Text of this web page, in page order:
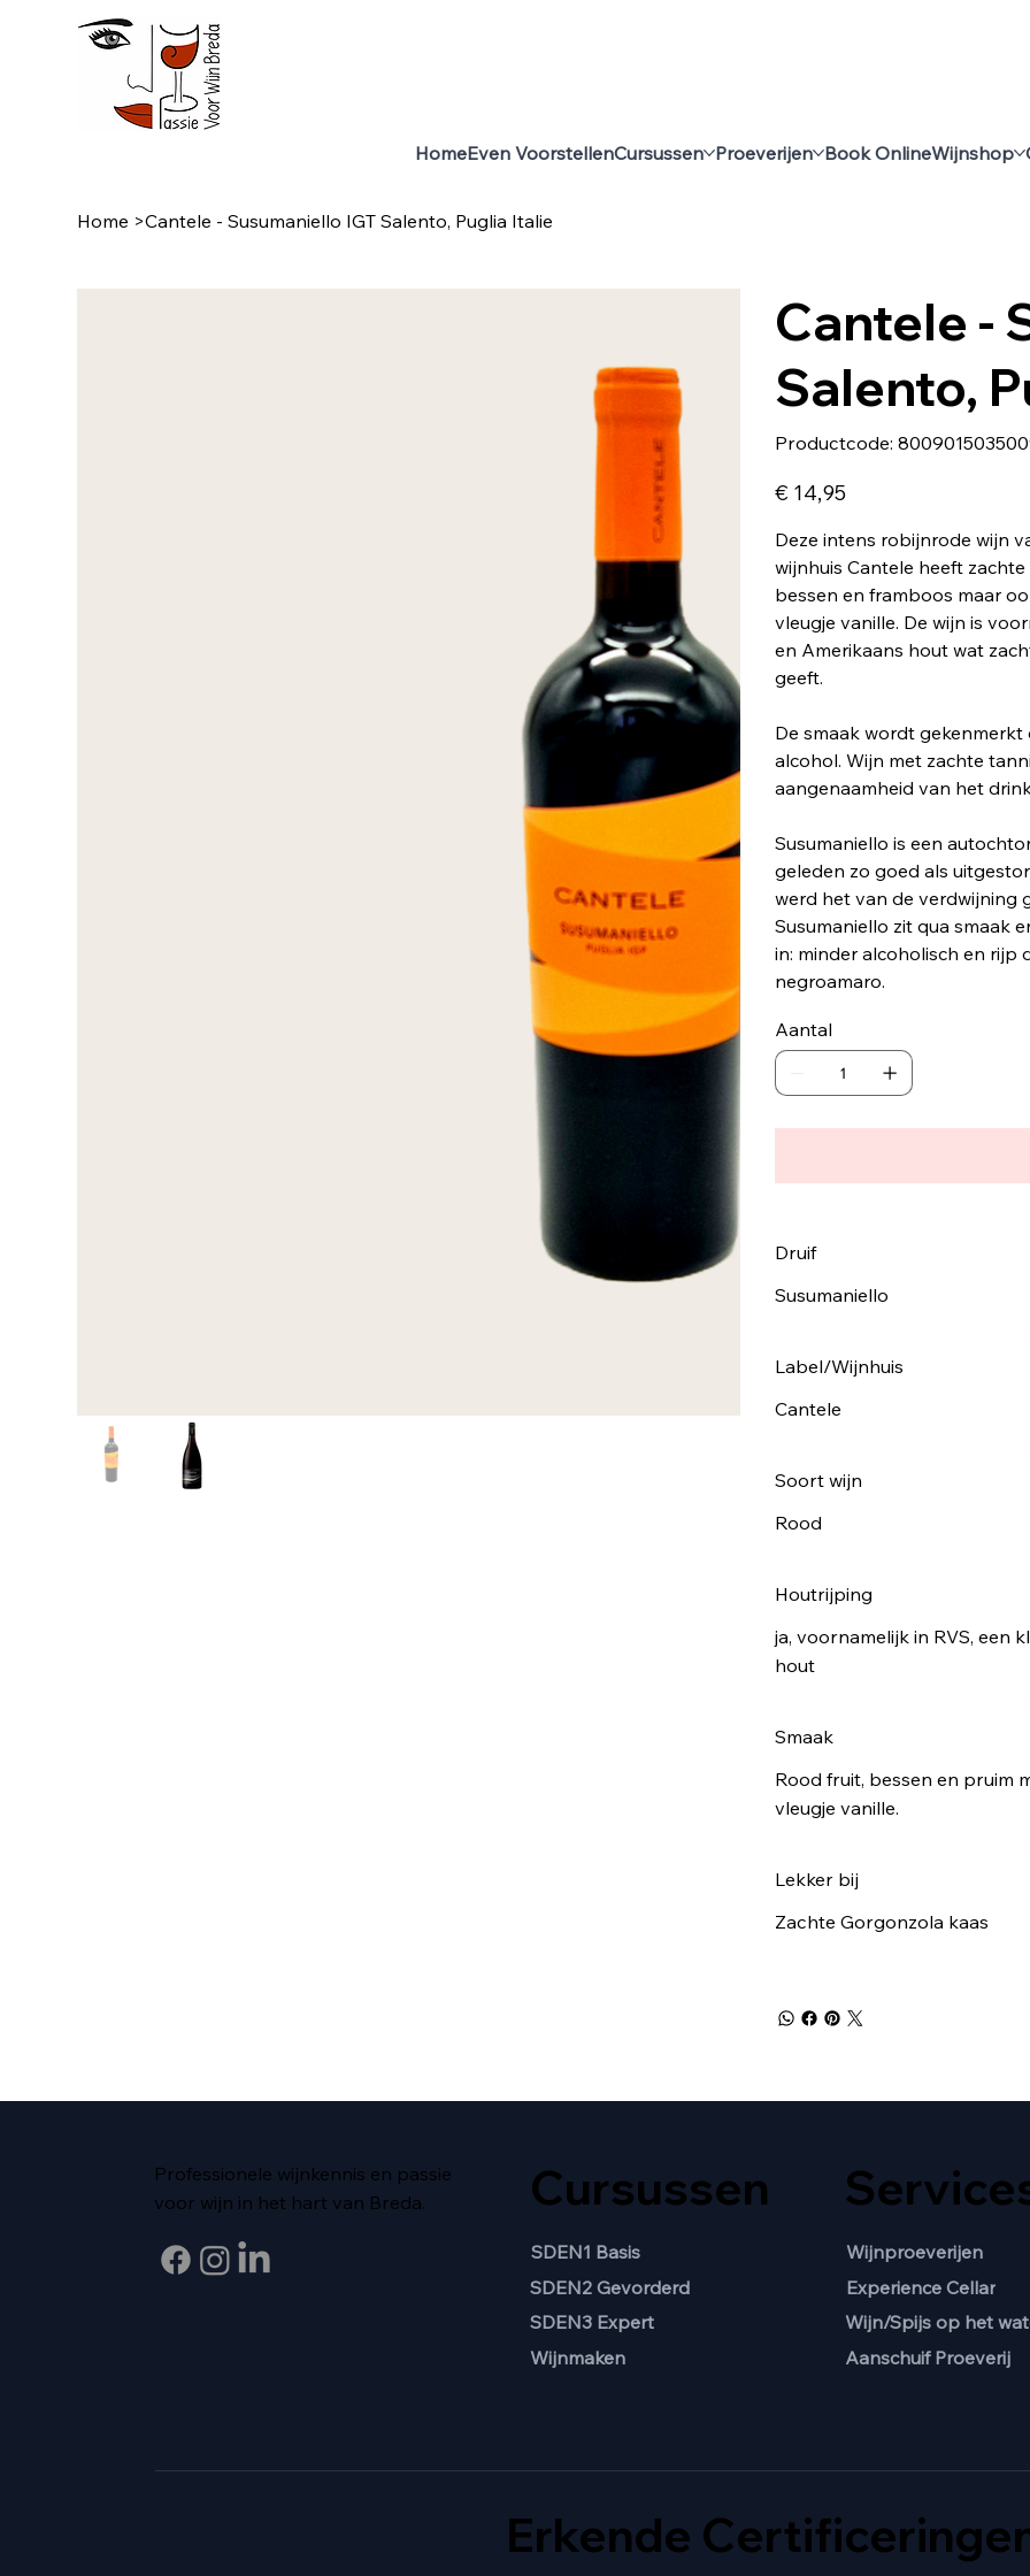
HomeEven VoorstellenCursussen Proeverijen Book OnlineWijnshop
Home >Cantele - Susumaniello IGT Salento, Puglia Italie
Cantele -
Salento,
Productcode: 8009015035009
€ 14,95
Deze intens robijnrode wijn
wijnhuis Cantele heeft
bessen en framboos maar
vleugje vanille. De wijn is
en Amerikaans hout wat
geeft.
De smaak wordt
alcohol. Wijn met zachte
aangenaamheid van het
Susumaniello is een
geleden zo goed als
werd het van de verdwijning
Susumaniello zit qua smaak
in: minder alcoholisch en rijp
negroamaro.
Aantal
Druif
Susumaniello
Label/Wijnhuis
Cantele
Soort wijn
Rood
Houtrijping
ja, voornamelijk in RVS, een
hout
Smaak
Rood fruit, bessen en pruim
vleugje vanille.
Lekker bij
Zachte Gorgonzola kaas
Professionele wijnkennis en passie
voor wijn in het hart van Breda.
Cursussen
SDEN1 Basis
SDEN2 Gevorderd
SDEN3 Expert
Wijnmaken
Wijnproeverijen
Experience Cellar
Wijn/Spijs op het
Aanschuif Proeverij
Erkende